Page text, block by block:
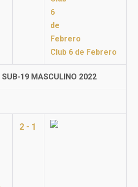
Club 6 de Febrero
SUB-19 MASCULINO 2022
2 - 1